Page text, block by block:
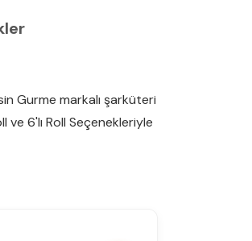
Gurme markalı şarküteri
ve 6'lı Roll Seçenekleriyle